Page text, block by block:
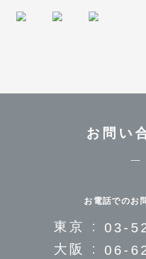
お問い
お電話でのお
東京 : 03-
大阪 : 06-